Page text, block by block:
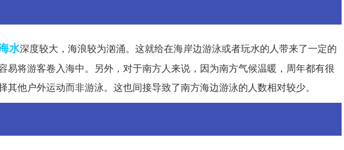
水深度较大，海浪较为汹涌。这就给在海岸边游泳或者玩水的人带来了一定的
将游客卷入海中。另外，对于南方人来说，因为南方气候温暖，周年都有很
他户外运动而非游泳。这也间接导致了南方海边游泳的人数相对较少。